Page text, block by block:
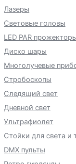
Лазеры
Световые головы
LED PAR
Диско шары
Многолучевые
Стробоскопы
Следящий свет
Дневной свет
Ультрафиолет
Стойки для света и
DMX пульты